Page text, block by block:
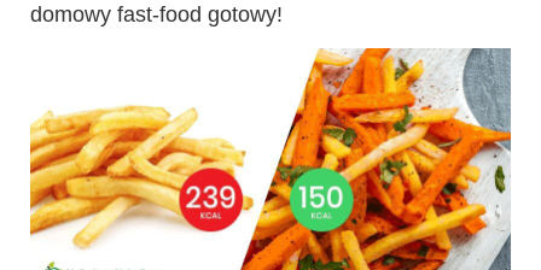
domowy fast-food gotowy!